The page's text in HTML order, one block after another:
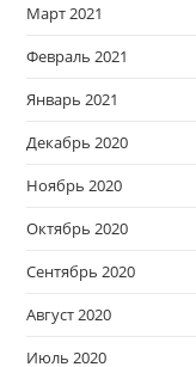
Март 2021
Февраль 2021
Январь 2021
Декабрь 2020
Ноябрь 2020
Октябрь 2020
Сентябрь 2020
Август 2020
Июль 2020